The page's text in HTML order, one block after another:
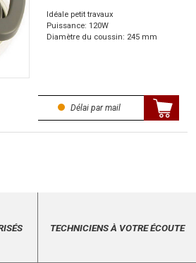
Idéale petit travaux
Puissance: 120W
Diamètre du coussin: 245 mm
Délai par mail
TECHNICIENS À VOTRE ÉCOUTE